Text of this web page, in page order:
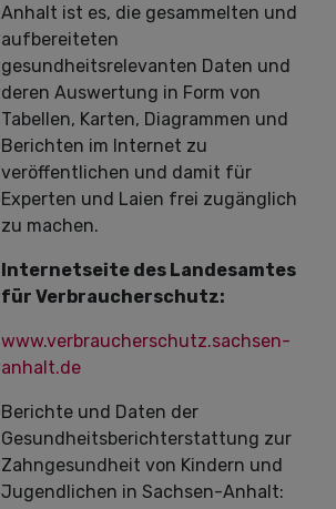
Anhalt ist es, die gesammelten und
aufbereiteten
gesundheitsrelevanten Daten und
deren Auswertung in Form von
Tabellen, Karten, Diagrammen und
Berichten im Internet zu
veröffentlichen und damit für
Experten und Laien frei zugänglich
zu machen.
Internetseite des Landesamtes
für Verbraucherschutz:
www.verbraucherschutz.sachsen-
anhalt.de
Berichte und Daten der
Gesundheitsberichterstattung zur
Zahngesundheit von Kindern und
Jugendlichen in Sachsen-Anhalt: